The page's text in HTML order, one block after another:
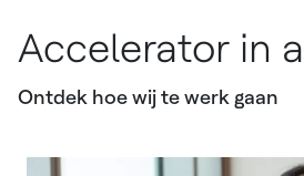
Accelerator in
Ontdek hoe wij te werk gaan